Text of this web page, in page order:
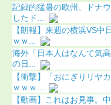
記録的猛暑の欧州、ドナ
したド...
【朗報】来週の横浜VS
ｗｗ...
海外「日本人はなんて気
の日...
【衝撃】「おにぎりリヤ
ｗｗｗ...
【動画】これはお見事。